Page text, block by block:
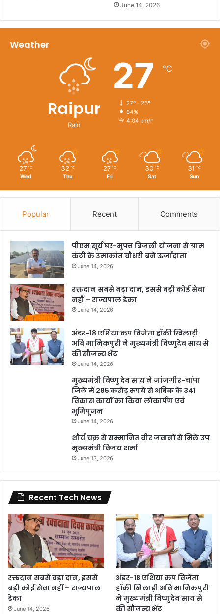
June 14, 2026
Weather
Raipur
Rain
27 ℃
27º - 26º
84%
4.04 km/h
27 ℃
Wed
32 ℃
Thu
27 ℃
Fri
30 ℃
Sat
31 ℃
Sun
Popular Recent Comments
पीएम सूर्य घर-मुफ्त बिजली योजना से ग्राम
कंठी के उमाकांत चौधरी बने ऊर्जादाता
June 14, 2026
रक्तदान सबसे बड़ा दान, इससे बड़ी कोई सेवा
नहीं – राज्यपाल डेका
June 14, 2026
अंडर-18 एशिया कप विजेता हॉकी खिलाड़ी
अवि मानिकपुरी ने मुख्यमंत्री विष्णुदेव साय से
की सौजन्य भेंट
June 14, 2026
मुख्यमंत्री विष्णु देव साय ने जांजगीर-चांपा
जिले में 295 करोड़ रुपये से अधिक के 341
विकास कार्यों का किया लोकार्पण एवं
भूमिपूजन
June 14, 2026
शौर्य चक्र से सम्मानित वीर जवानों से मिले उप
मुख्यमंत्री विजय शर्मा
June 13, 2026
Recent Tech News
रक्तदान सबसे बड़ा दान, इससे
बड़ी कोई सेवा नहीं – राज्यपाल
डेका
June 14, 2026
अंडर-18 एशिया कप विजेता
हॉकी खिलाड़ी अवि मानिकपुरी
ने मुख्यमंत्री विष्णुदेव साय से
की सौजन्य भेंट